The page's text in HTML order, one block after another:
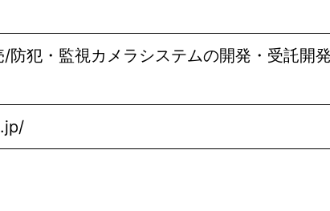
防犯・監視カメラシステムの開発・受託開